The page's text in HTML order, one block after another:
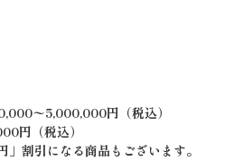
〜5,000,000円（税込）
円（税込）
割引になる商品もございます。